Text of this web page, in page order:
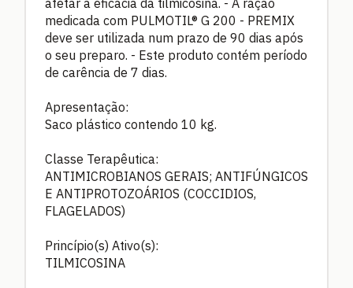
medicada com PULMOTIL® G 200 - PREMIX
deve ser utilizada num prazo de 90 dias após
o seu preparo. - Este produto contém período
de carência de 7 dias.
Apresentação:
Saco plástico contendo 10 kg.
Classe Terapêutica:
ANTIMICROBIANOS GERAIS; ANTIFÚNGICOS
E ANTIPROTOZOÁRIOS (COCCIDIOS,
FLAGELADOS)
Princípio(s) Ativo(s):
TILMICOSINA